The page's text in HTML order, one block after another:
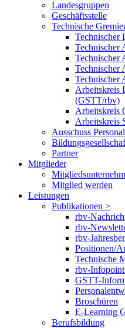
Landesgruppen
Geschäftsstelle
Technische
Technischer
Technischer
Technischer
Technischer
Technischer
Arbeitskreis
(GSTT/rbv)
Arbeitskreis
Arbeitskreis
Ausschuss
Partner
Mitglieder
Mitglied werden
Leistungen
Publikationen >
rbv-
rbv-
rbv-
Positionen/
Technische
rbv-
GSTT-
Broschüren
E-Learning
Berufsbildung